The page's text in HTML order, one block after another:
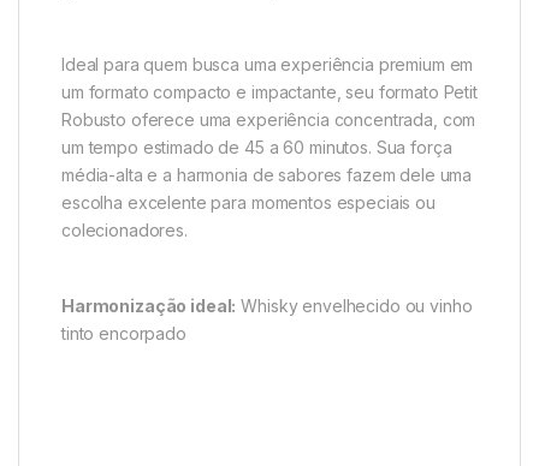
Ideal para quem busca uma experiência premium em
um formato compacto e impactante, seu formato Petit
Robusto oferece uma experiência concentrada, com
um tempo estimado de 45 a 60 minutos. Sua força
média-alta e a harmonia de sabores fazem dele uma
escolha excelente para momentos especiais ou
colecionadores.
Harmonização ideal: Whisky envelhecido ou vinho
tinto encorpado